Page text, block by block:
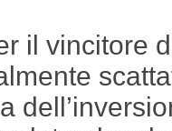
il vincitore